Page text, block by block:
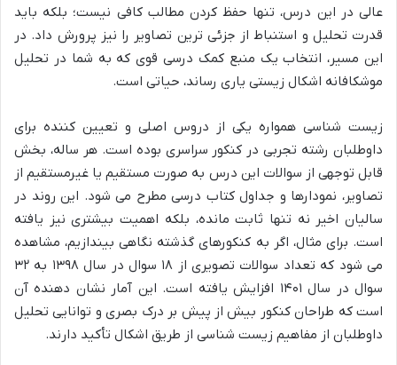
عالی در این درس، تنها حفظ کردن مطالب کافی نیست؛ بلکه باید
قدرت تحلیل و استنباط از جزئی ترین تصاویر را نیز پرورش داد. در
این مسیر، انتخاب یک منبع کمک درسی قوی که به شما در تحلیل
موشکافانه اشکال زیستی یاری رساند، حیاتی است.
زیست شناسی همواره یکی از دروس اصلی و تعیین کننده برای
داوطلبان رشته تجربی در کنکور سراسری بوده است. هر ساله، بخش
قابل توجهی از سوالات این درس به صورت مستقیم یا غیرمستقیم از
تصاویر، نمودارها و جداول کتاب درسی مطرح می شود. این روند در
سالیان اخیر نه تنها ثابت مانده، بلکه اهمیت بیشتری نیز یافته
است. برای مثال، اگر به کنکورهای گذشته نگاهی بیندازیم، مشاهده
می شود که تعداد سوالات تصویری از ۱۸ سوال در سال ۱۳۹۸ به ۳۲
سوال در سال ۱۴۰۱ افزایش یافته است. این آمار نشان دهنده آن
است که طراحان کنکور بیش از پیش بر درک بصری و توانایی تحلیل
داوطلبان از مفاهیم زیست شناسی از طریق اشکال تأکید دارند.